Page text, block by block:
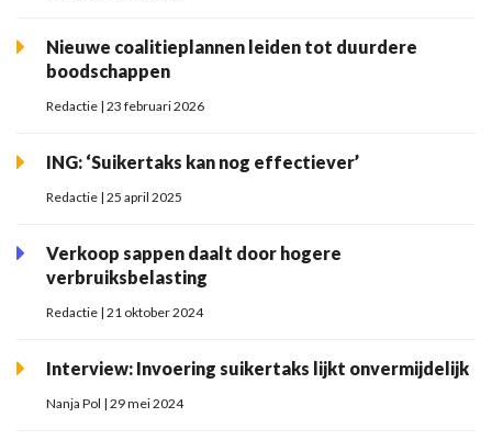
Nieuwe coalitieplannen leiden tot duurdere
boodschappen
Redactie | 23 februari 2026
ING: ‘Suikertaks kan nog effectiever’
Redactie | 25 april 2025
Verkoop sappen daalt door hogere
verbruiksbelasting
Redactie | 21 oktober 2024
Interview: Invoering suikertaks lijkt onvermijdelijk
Nanja Pol | 29 mei 2024